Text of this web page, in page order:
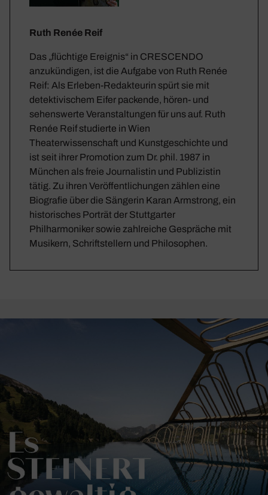
Ruth Renée Reif
Das „flüchtige Ereignis“ in CRESCENDO
anzukündigen, ist die Aufgabe von Ruth Renée
Reif: Als Erleben-Redakteurin spürt sie mit
detektivischem Eifer packende, hören- und
sehenswerte Veranstaltungen für uns auf. Ruth
Renée Reif studierte in Wien
Theaterwissenschaft und Kunstgeschichte und
ist seit ihrer Promotion zum Dr. phil. 1987 in
München als freie Journalistin und Publizistin
tätig. Zu ihren Veröffentlichungen zählen eine
Biografie über die Sängerin Karan Armstrong, ein
historisches Porträt der Stuttgarter
Philharmoniker sowie zahlreiche Gespräche mit
Musikern, Schriftstellern und Philosophen.